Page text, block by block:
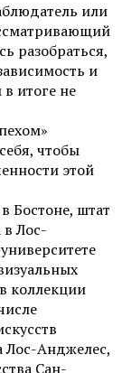
или
разобраться,
и
итоге не
чтобы
этой
Бостоне, штат
в Лос-
коллекции
Лос-Анджелес,
Сан-